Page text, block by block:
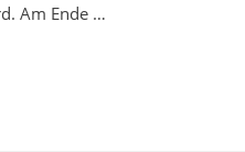
Am Ende …